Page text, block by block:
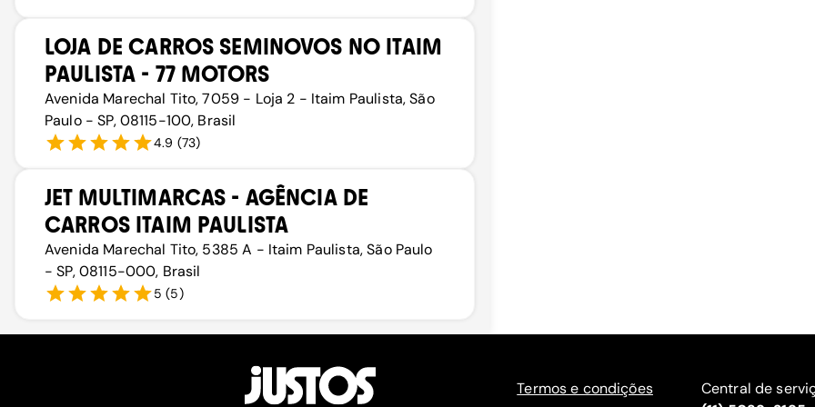
LOJA DE CARROS SEMINOVOS NO ITAIM
PAULISTA - 77 MOTORS
Avenida Marechal Tito, 7059 - Loja 2 - Itaim Paulista, São
Paulo - SP, 08115-100, Brasil
4.9 (73)
JET MULTIMARCAS - AGÊNCIA DE
CARROS ITAIM PAULISTA
Avenida Marechal Tito, 5385 A - Itaim Paulista, São Paulo
- SP, 08115-000, Brasil
5 (5)
Termos e condições
Central de